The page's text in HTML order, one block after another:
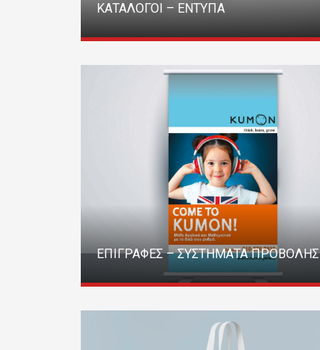
ΚΑΤΑΛΟΓΟΙ – ΕΝΤΥΠΑ
ΕΠΙΓΡΑΦΕΣ – ΣΥΣΤΗΜΑΤΑ ΠΡΟΒΟΛΗΣ